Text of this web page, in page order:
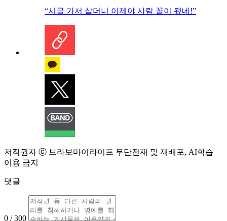
“시골 가서 살더니 이제야 사람 꼴이 됐네!”
저작권자 ⓒ 브라보마이라이프 무단전재 및 재배포, AI학습
이용 금지
댓글
0 / 300